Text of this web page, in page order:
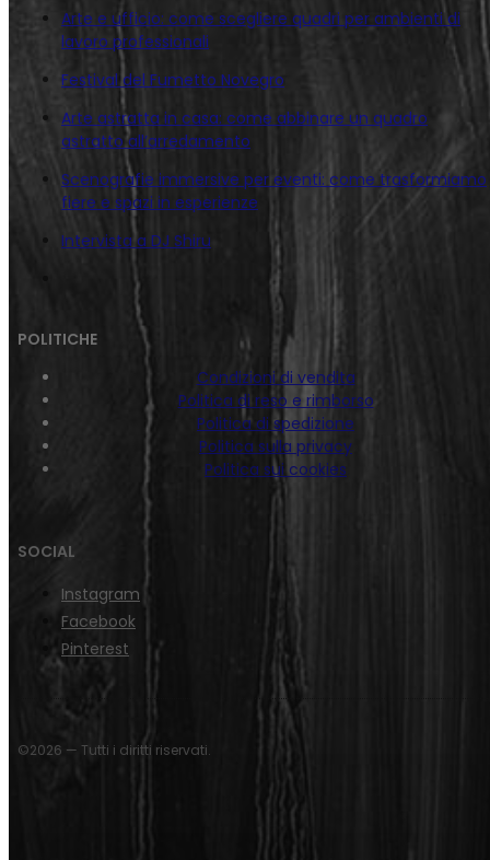
Arte e ufficio: come scegliere quadri per ambienti di
lavoro professionali
Festival del Fumetto Novegro
Arte astratta in casa: come abbinare un quadro
astratto all’arredamento
Scenografie immersive per eventi: come trasformiamo
fiere e spazi in esperienze
Intervista a DJ Shiru
POLITICHE
Condizioni di vendita
Politica di reso e rimborso
Politica di spedizione
Politica sulla privacy
Politica sui cookies
SOCIAL
Instagram
Facebook
Pinterest
©2026 — Tutti i diritti riservati.